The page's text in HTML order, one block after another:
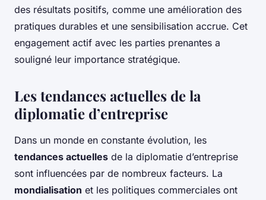
des résultats positifs, comme une amélioration des
pratiques durables et une sensibilisation accrue. Cet
engagement actif avec les parties prenantes a
souligné leur importance stratégique.
Les tendances actuelles de la
diplomatie d’entreprise
Dans un monde en constante évolution, les
tendances actuelles de la diplomatie d’entreprise
sont influencées par de nombreux facteurs. La
mondialisation et les politiques commerciales ont